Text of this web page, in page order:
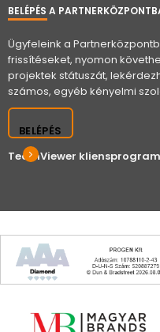
BELÉPÉS A
Ügyfeleink a
frissítéseket, nyomon
projektek státuszát,
számos, egyéb kényelmi
BELÉPÉS
TeamViewer